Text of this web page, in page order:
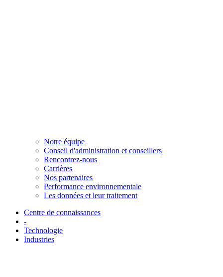
Notre équipe
Conseil d'administration et conseillers
Rencontrez-nous
Carrières
Nos partenaires
Performance environnementale
Les données et leur traitement
Centre de connaissances
-
Technologie
Industries